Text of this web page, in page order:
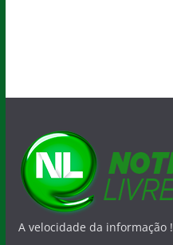
A velocidade da informação !